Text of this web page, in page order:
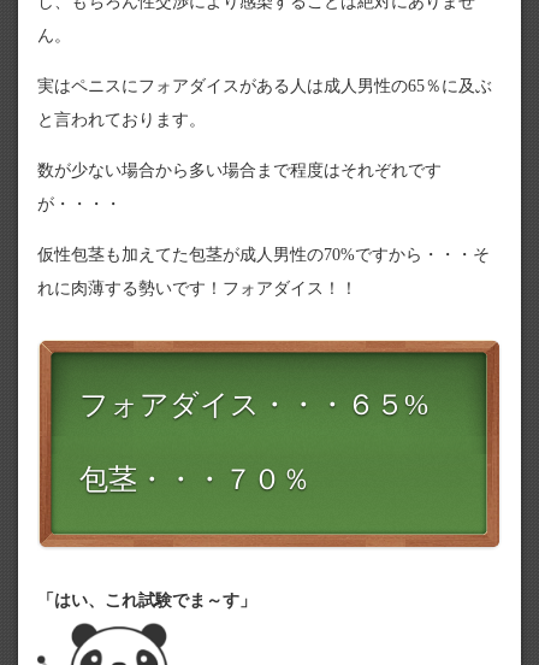
ん。
実はペニスにフォアダイスがある人は成人男性の65％に及ぶ
と言われております。
数が少ない場合から多い場合まで程度はそれぞれです
が・・・・
仮性包茎も加えてた包茎が成人男性の70%ですから・・・そ
れに肉薄する勢いです！フォアダイス！！
フォアダイス・・・６５%
包茎・・・７０％
「はい、これ試験でま～す」